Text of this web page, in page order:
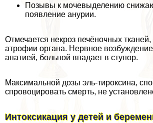
Позывы к мочевыделению
появление анурии.
Отмечается некроз печёночных
атрофии органа. Нервное
апатией, больной впадает в ступор.
Максимальной дозы эль-тироксина,
спровоцировать cмepть, не
Интоксикация у детей и